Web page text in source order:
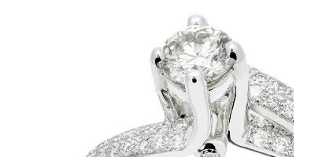
grammes, est un modèle revisité et modernisé
de la bague boule. Ce modèle fait partie de nos
"Best Sellers" en mtière de bagues. Ref : AU1051
Poids d'or 18 carats (750/1000) : 10,60 grammes
poids diamants : 1,20 carat poids émeraude : 1,18
carat Cette bague a été réalisée dans notre
atelier selon les techniques traditionnelles de la
joaillerie. Or-Gemmes 127, rue du Temple 75003